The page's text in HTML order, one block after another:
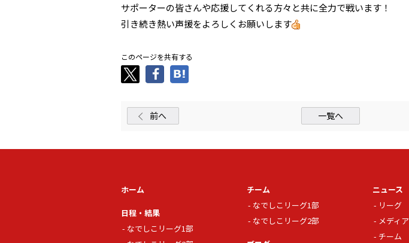
サポーターの皆さんや応援してくれる方々と共に全力で戦います！
引き続き熱い声援をよろしくお願いします
このページを共有する
前へ 一覧へ
ホーム
日程・結果
なでしこリーグ1部
チーム
なでしこリーグ1部
なでしこリーグ2部
ニュース
リーグ
メディア
チーム